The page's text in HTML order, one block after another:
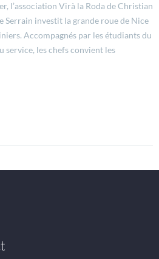
l’association Virà la Roda de Christian
Serrain investit la grande roue de Nice
Accompagnés par les étudiants du
service, les chefs convient les